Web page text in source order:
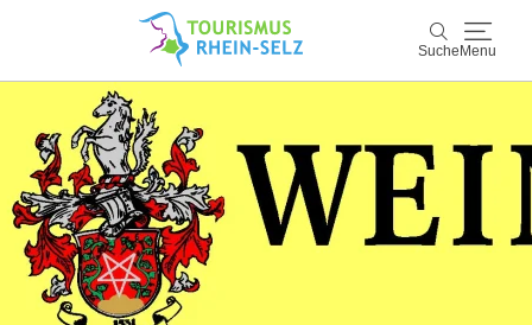
Suche Menu
Suche
Rhein-Selz
Entdecken & Erleben
Wein & Genuss